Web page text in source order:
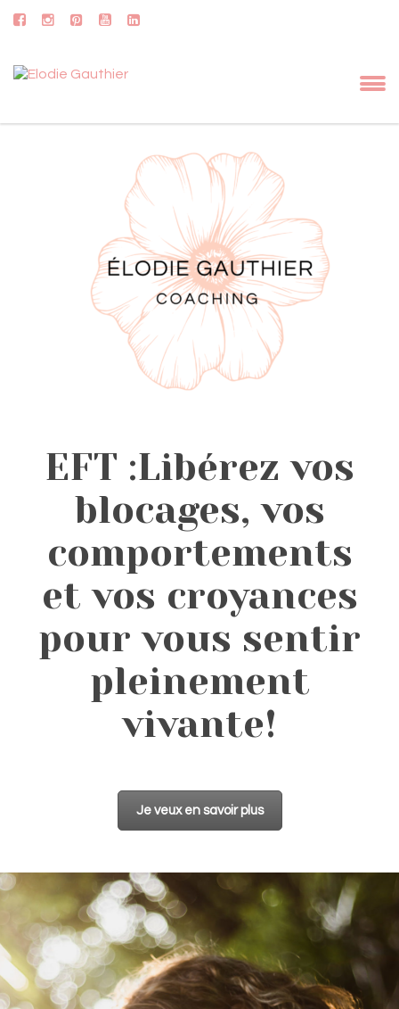
EFT :Libérez vos
blocages, vos
comportements
et vos croyances
pour vous sentir
pleinement
vivante!
Je veux en savoir plus